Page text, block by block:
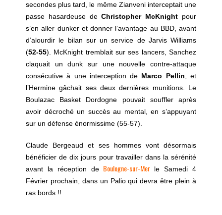
secondes plus tard, le même Zianveni interceptait une
passe hasardeuse deChristopher McKnight pour
s’en aller dunker et donner l’avantage au BBD, avant
d’alourdir le bilan sur un service de Jarvis Williams
(52-55). McKnight tremblait sur ses lancers, Sanchez
claquait un dunk sur une nouvelle contre-attaque
consécutive à une interception de Marco Pellin, et
l’Hermine gâchait ses deux dernières munitions. Le
Boulazac Basket Dordogne pouvait souffler après
avoir décroché un succès au mental, en s’appuyant
sur un défense énormissime (55-57).
Claude Bergeaud et ses hommes vont désormais
bénéficier de dix jours pour travailler dans la sérénité
avant la réception de Boulogne-sur-Mer le Samedi 4
Février prochain, dans un Palio qui devra être plein à
ras bords !!